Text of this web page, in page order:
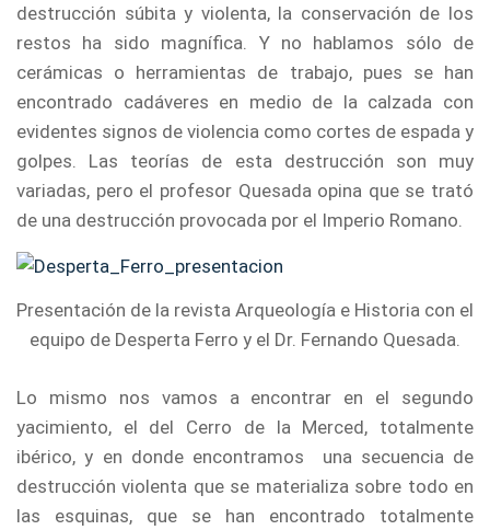
destrucción súbita y violenta, la conservación de los
restos ha sido magnífica. Y no hablamos sólo de
cerámicas o herramientas de trabajo, pues se han
encontrado cadáveres en medio de la calzada con
evidentes signos de violencia como cortes de espada y
golpes. Las teorías de esta destrucción son muy
variadas, pero el profesor Quesada opina que se trató
de una destrucción provocada por el Imperio Romano.
Presentación de la revista Arqueología e Historia con el
equipo de Desperta Ferro y el Dr. Fernando Quesada.
Lo mismo nos vamos a encontrar en el segundo
yacimiento, el del Cerro de la Merced, totalmente
ibérico, y en donde encontramos una secuencia de
destrucción violenta que se materializa sobre todo en
las esquinas, que se han encontrado totalmente